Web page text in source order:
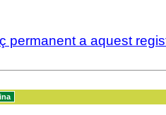
permanent a aquest